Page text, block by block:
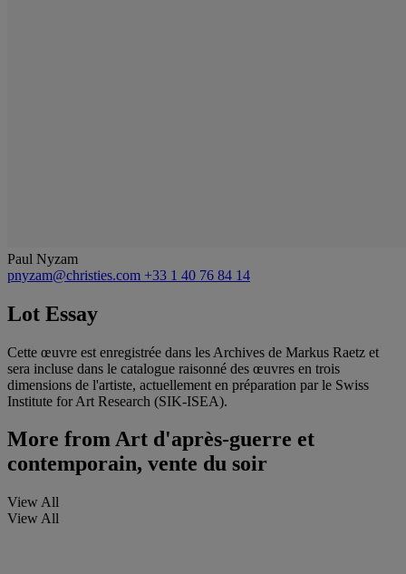
Paul Nyzam
pnyzam@christies.com +33 1 40 76 84 14
Lot Essay
Cette œuvre est enregistrée dans les Archives de Markus Raetz et
sera incluse dans le catalogue raisonné des œuvres en trois
dimensions de l'artiste, actuellement en préparation par le Swiss
Institute for Art Research (SIK-ISEA).
More fromArt d'après-guerre et
contemporain, vente du soir
View All
View All